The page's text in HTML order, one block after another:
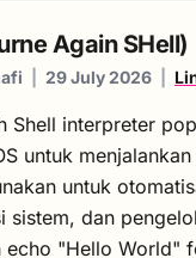
Again SHell)
29 July 2026
Shell interpreter
untuk
untuk
sistem, dan
echo "Hello World"